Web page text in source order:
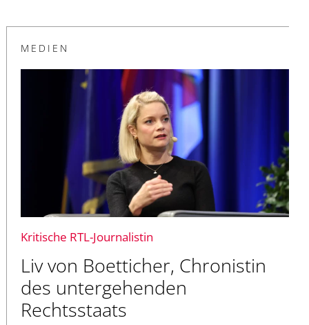
MEDIEN
Kritische RTL-Journalistin
Liv von Boetticher, Chronistin
des untergehenden
Rechtsstaats